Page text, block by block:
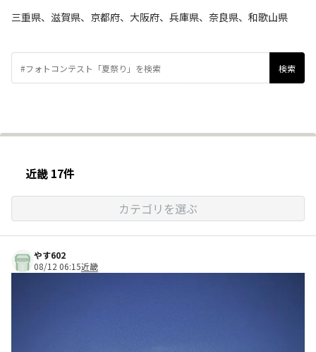
三重県、滋賀県、京都府、大阪府、兵庫県、奈良県、和歌山県
近畿 17件
カテゴリを選ぶ
やす602
08/12 06:15近畿